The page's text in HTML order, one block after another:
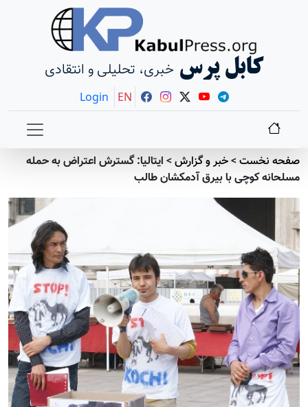
کابل پرس خبری، تحلیلی و انتقادی
Login EN
صفحه نخست>خبر و گزارش> ایتالیا: گسترش اعتراض به حمله
مسلحانه کوچی با بیرق آدمکشان طالب